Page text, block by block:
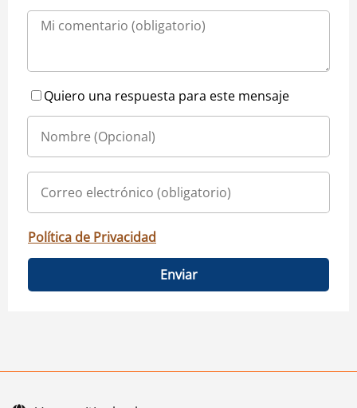
Quiero una respuesta para este mensaje
Política de Privacidad
Enviar